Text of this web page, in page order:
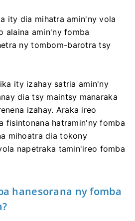
ity dia mihatra amin'ny vola
alaina amin'ny fomba
ny tombom-barotra tsy
ity izahay satria amin'ny
dia tsy maintsy manaraka
izahay. Araka ireo
fisintonana hatramin'ny fomba
mihoatra dia tokony
napetraka tamin'ireo fomba
hanesorana ny fomba